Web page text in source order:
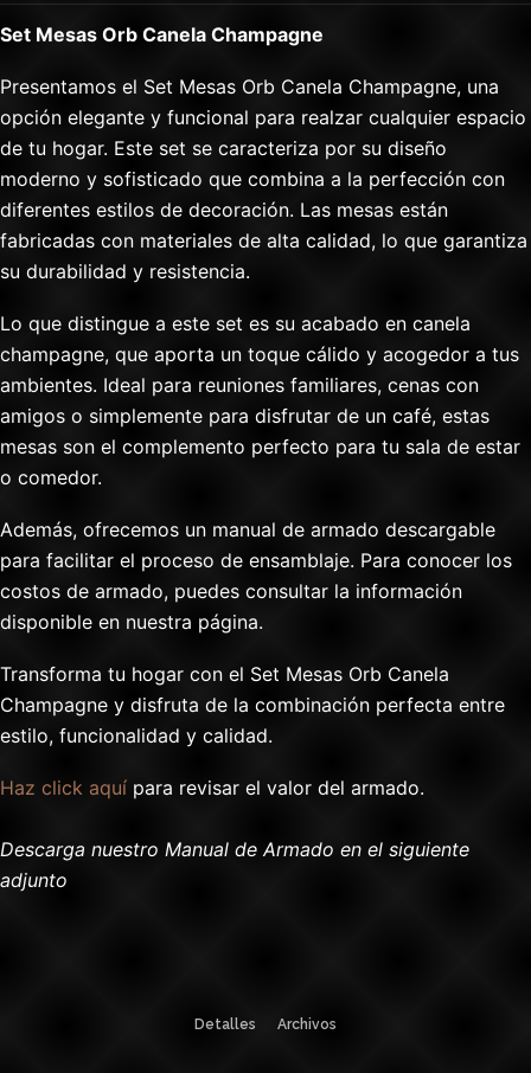
Set Mesas Orb Canela Champagne
Presentamos el Set Mesas Orb Canela Champagne, una
opción elegante y funcional para realzar cualquier espacio
de tu hogar. Este set se caracteriza por su diseño
moderno y sofisticado que combina a la perfección con
diferentes estilos de decoración. Las mesas están
fabricadas con materiales de alta calidad, lo que garantiza
su durabilidad y resistencia.
Lo que distingue a este set es su acabado en canela
champagne, que aporta un toque cálido y acogedor a tus
ambientes. Ideal para reuniones familiares, cenas con
amigos o simplemente para disfrutar de un café, estas
mesas son el complemento perfecto para tu sala de estar
o comedor.
Además, ofrecemos un manual de armado descargable
para facilitar el proceso de ensamblaje. Para conocer los
costos de armado, puedes consultar la información
disponible en nuestra página.
Transforma tu hogar con el Set Mesas Orb Canela
Champagne y disfruta de la combinación perfecta entre
estilo, funcionalidad y calidad.
Haz click aquí para revisar el valor del armado.
Descarga nuestro Manual de Armado en el siguiente
adjunto
Detalles Archivos